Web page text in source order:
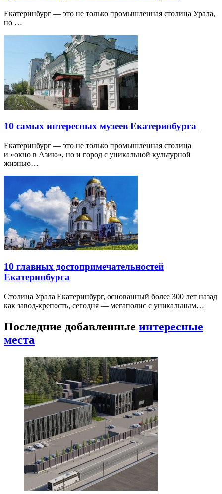
Екатеринбург — это не только промышленная столица Урала,
но …
10 самых интересных музеев Екатеринбурга
Екатеринбург — это не только промышленная столица
и «окно в Азию», но и город с уникальной культурной
жизнью…
10 главных достопримечательностей
Екатеринбурга
Столица Урала Екатеринбург, основанный более 300 лет назад
как завод-крепость, сегодня — мегаполис с уникальным…
Последние добавленные интересные
места